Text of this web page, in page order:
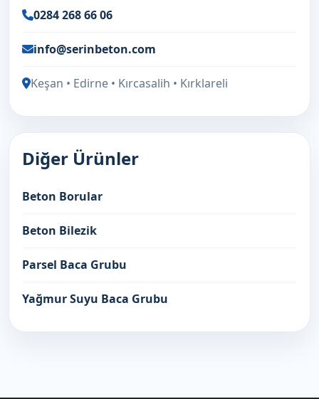
0284 268 66 06
info@serinbeton.com
Keşan • Edirne • Kırcasalih • Kırklareli
Diğer Ürünler
Beton Borular
Beton Bilezik
Parsel Baca Grubu
Yağmur Suyu Baca Grubu